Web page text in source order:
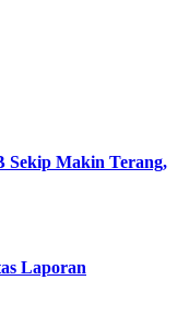
Sekip Makin Terang,
Laporan